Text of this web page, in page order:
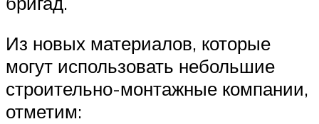
Из новых материалов, которые
могут использовать небольшие
строительно-монтажные компании,
отметим: